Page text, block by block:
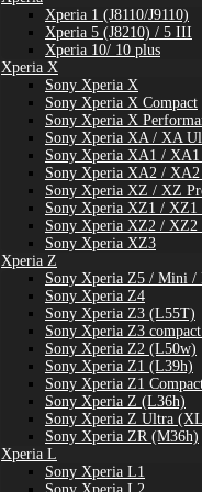
Xperia 1 (J8110/J9110)
Xperia 5 (J8210) / 5 III
Xperia 10/ 10 plus
Xperia X
Sony Xperia X
Sony Xperia X Compact
Sony Xperia X
Sony Xperia XA / XA
Sony Xperia XA1 /
Sony Xperia XA2 /
Sony Xperia XZ / XZ
Sony Xperia XZ1 / XZ1
Sony Xperia XZ2 / XZ2
Sony Xperia XZ3
Xperia Z
Sony Xperia Z5 / Mini /
Sony Xperia Z4
Sony Xperia Z3 (L55T)
Sony Xperia Z3
Sony Xperia Z2 (L50w)
Sony Xperia Z1 (L39h)
Sony Xperia Z1
Sony Xperia Z (L36h)
Sony Xperia Z Ultra
Sony Xperia ZR (M36h)
Xperia L
Sony Xperia L1